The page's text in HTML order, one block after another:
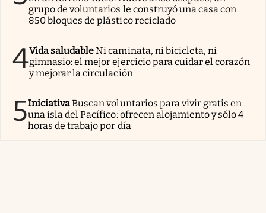
grupo de voluntarios le construyó una casa con
850 bloques de plástico reciclado
4Vida saludableNi caminata, ni bicicleta, ni
gimnasio: el mejor ejercicio para cuidar el corazón
y mejorar la circulación
5IniciativaBuscan voluntarios para vivir gratis en
una isla del Pacífico: ofrecen alojamiento y sólo 4
horas de trabajo por día